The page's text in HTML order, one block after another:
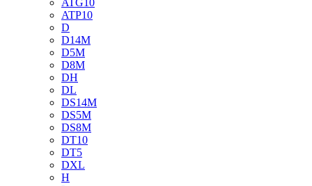
ATG10
ATP10
D
D14M
D5M
D8M
DH
DL
DS14M
DS5M
DS8M
DT10
DT5
DXL
H